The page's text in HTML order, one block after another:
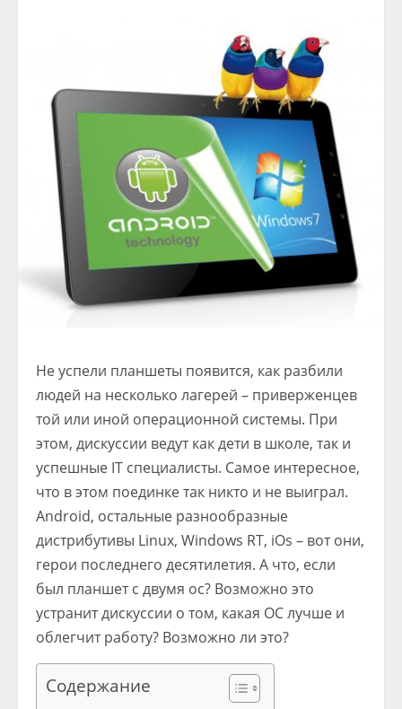
Не успели планшеты появится, как разбили
людей на несколько лагерей – приверженцев
той или иной операционной системы. При
этом, дискуссии ведут как дети в школе, так и
успешные IT специалисты. Самое интересное,
что в этом поединке так никто и не выиграл.
Android, остальные разнообразные
дистрибутивы Linux, Windows RT, iOs – вот они,
герои последнего десятилетия. А что, если
был планшет с двумя ос? Возможно это
устранит дискуссии о том, какая ОС лучше и
облегчит работу? Возможно ли это?
Содержание